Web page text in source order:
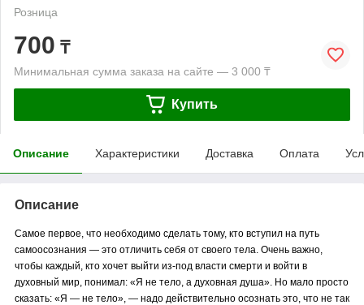
Розница
700 ₸
Минимальная сумма заказа на сайте — 3 000 ₸
Купить
Описание Характеристики Доставка Оплата
Описание
Самое первое, что необходимо сделать тому, кто вступил на путь
самоосознания — это отличить себя от своего тела. Очень важно,
чтобы каждый, кто хочет выйти из-под власти смерти и войти в
духовный мир, понимал: «Я не тело, а духовная душа». Но мало просто
сказать: «Я — не тело», — надо действительно осознать это, что не так